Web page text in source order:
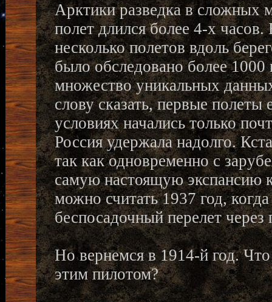
Арктики разведка в сложных
полет длился более 4-х
несколько полетов вдоль
было обследовано более
множество уникальных
слову сказать, первые
условиях начались только
Россия удержала надолго.
так как одновременно с
самую настоящую экспансию
можно считать 1937 год,
беспосадочный перелет
Но вернемся в 1914-й год.
этим пилотом?